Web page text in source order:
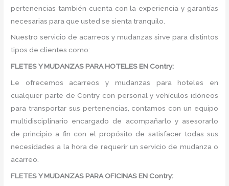
pertenencias también cuenta con la experiencia y garantías
necesarias para que usted se sienta tranquilo.
Nuestro servicio de acarreos y mudanzas sirve para distintos
tipos de clientes como:
FLETES Y MUDANZAS PARA HOTELES EN Contry:
Le ofrecemos acarreos y mudanzas para hoteles en
cualquier parte de Contry con personal y vehículos idóneos
para transportar sus pertenencias, contamos con un equipo
multidisciplinario encargado de acompañarlo y asesorarlo
de principio a fin con el propósito de satisfacer todas sus
necesidades a la hora de requerir un servicio de mudanza o
acarreo.
FLETES Y MUDANZAS PARA OFICINAS EN Contry: